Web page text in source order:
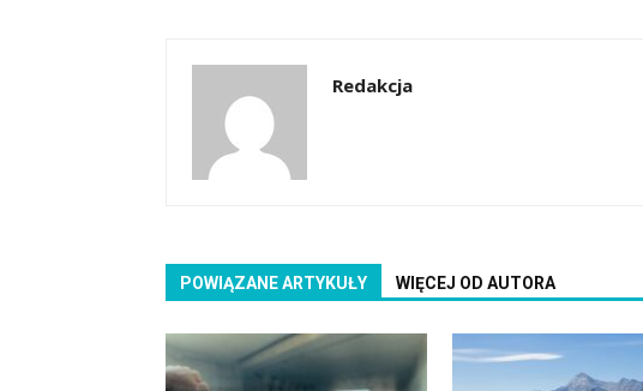
Redakcja
POWIĄZANE ARTYKUŁY WIĘCEJ OD AUTORA